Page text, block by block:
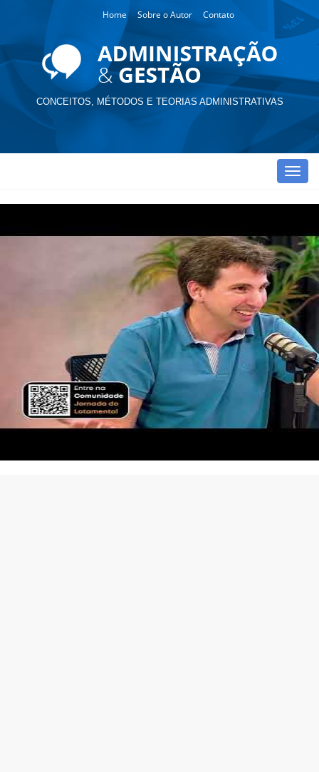
Home Sobre o Autor Contato
CONCEITOS, MÉTODOS E TEORIAS ADMINISTRATIVAS